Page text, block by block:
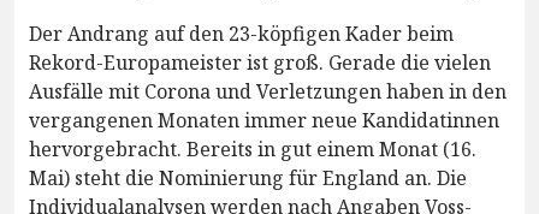
Der Andrang auf den 23-köpfigen Kader beim
Rekord-Europameister ist groß. Gerade die vielen
Ausfälle mit Corona und Verletzungen haben in den
vergangenen Monaten immer neue Kandidatinnen
hervorgebracht. Bereits in gut einem Monat (16.
Mai) steht die Nominierung für England an. Die
Individualanalysen werden nach Angaben Voss-